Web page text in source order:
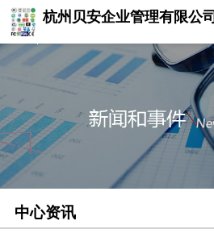
杭州贝安企业管理有限公司
中心资讯
商品售后服务评价体系
认证
ISO9001认证
ISO14001认证
CCC认证
TS16949认证